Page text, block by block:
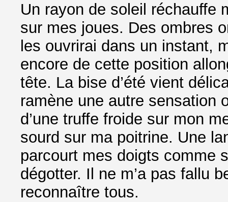
Un rayon de soleil réchauffe
sur mes joues. Des ombres
les ouvrirai dans un instant,
encore de cette position
tête. La bise d’été vient
ramène une autre sensation
d’une truffe froide sur mon
sourd sur ma poitrine. Une
parcourt mes doigts comme
dégotter. Il ne m’a pas fallu
reconnaître tous.